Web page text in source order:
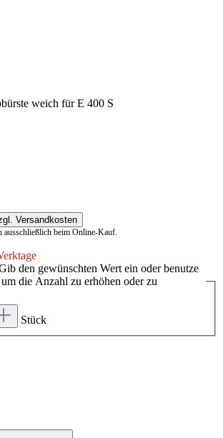
Versandkosten
ausschließlich beim Online-Kauf.
den gewünschten Wert ein oder benutze
die Anzahl zu erhöhen oder zu
Stück